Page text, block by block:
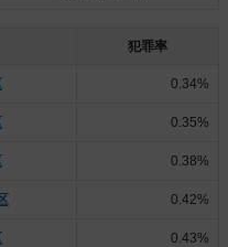
犯罪率
0.34%
0.35%
0.38%
0.42%
0.43%